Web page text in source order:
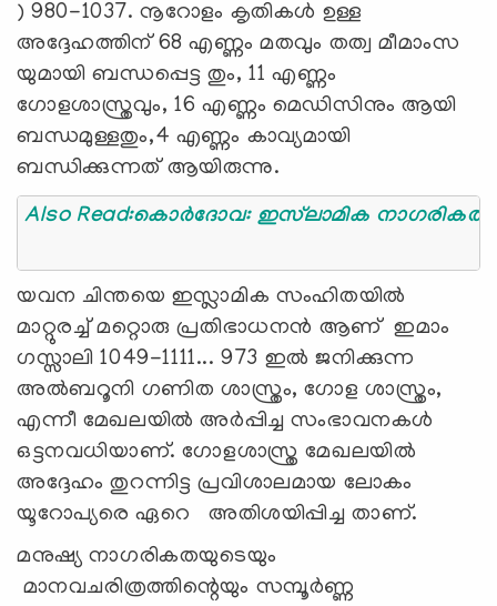
) 980-1037. നൂറോളം കൃതികൾ ഉള്ള
അദ്ദേഹത്തിന് 68 എണ്ണം മതവും തത്വ മീമാംസ
യുമായി ബന്ധപ്പെട്ട തും, 11 എണ്ണം
ഗോളശാസ്ത്രവും, 16 എണ്ണം മെഡിസിനും ആയി
ബന്ധമുള്ളതും,4 എണ്ണം കാവ്യമായി
ബന്ധിക്കുന്നത് ആയിരുന്നു.
Also Read:കൊര്‍ദോവ:
യവന ചിന്തയെ ഇസ്ലാമിക സംഹിതയിൽ
മാറ്റുരച്ച് മറ്റൊരു പ്രതിഭാധനൻ ആണ് ഇമാം
ഗസ്സാലി 1049-1111... 973 ഇൽ ജനിക്കുന്ന
അൽബറൂനി ഗണിത ശാസ്ത്രം, ഗോള ശാസ്ത്രം,
എന്നീ മേഖലയിൽ അർപ്പിച്ച സംഭാവനകൾ
ഒട്ടനവധിയാണ്. ഗോളശാസ്ത്ര മേഖലയിൽ
അദ്ദേഹം തുറന്നിട്ട പ്രവിശാലമായ ലോകം
യൂറോപ്യരെ ഏറെ അതിശയിപ്പിച്ച താണ്.
മനുഷ്യ നാഗരികതയുടെയും
മാനവചരിത്രത്തിന്റെയും സമ്പൂർണ്ണ